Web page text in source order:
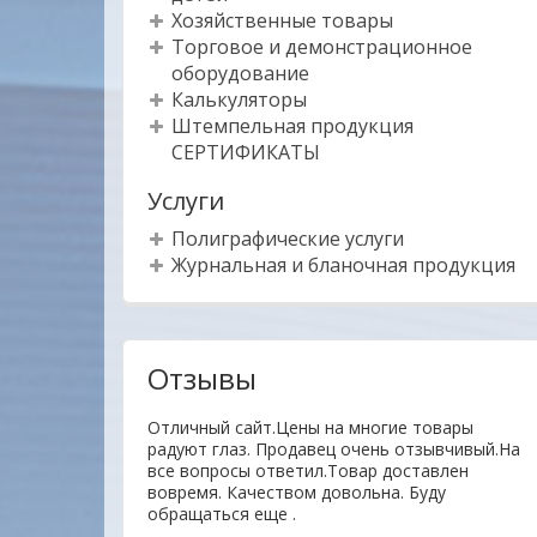
Хозяйственные товары
Торговое и демонстрационное
оборудование
Калькуляторы
Штемпельная продукция
СЕРТИФИКАТЫ
Услуги
Полиграфические услуги
Журнальная и бланочная продукция
Отзывы
Отличный сайт.Цены на многие товары
радуют глаз. Продавец очень отзывчивый.На
все вопросы ответил.Товар доставлен
вовремя. Качеством довольна. Буду
обращаться еще .